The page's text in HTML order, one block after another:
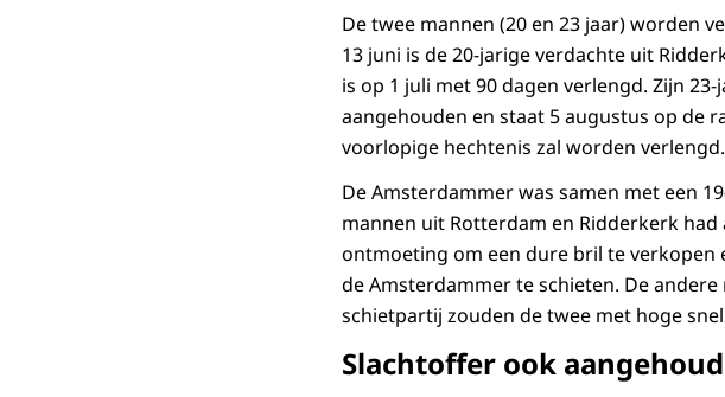
De twee mannen (20 en 23 jaar) worden
13 juni is de 20-jarige verdachte uit
is op 1 juli met 90 dagen verlengd. Zijn
aangehouden en staat 5 augustus op de
voorlopige hechtenis zal worden verlengd.
De Amsterdammer was samen met een
mannen uit Rotterdam en Ridderkerk
ontmoeting om een dure bril te verkopen
de Amsterdammer te schieten. De
schietpartij zouden de twee met hoge
Slachtoffer ook